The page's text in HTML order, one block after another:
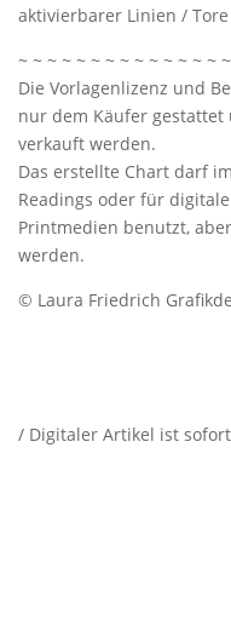
aktivierbarer Linien /
~ ~ ~ ~ ~ ~ ~ ~ ~ ~ ~ ~ ~ ~
Die Vorlagenlizenz und
nur dem Käufer
verkauft werden.
Das erstellte Chart darf
Readings oder für
Printmedien benutzt,
werden.
© Laura Friedrich
/ Digitaler Artikel ist